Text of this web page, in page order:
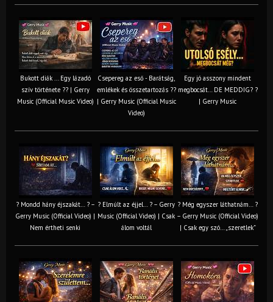
Bukott diák ... Egy lázadó
szív története ?? | Gerry
Music (Official Music Video)
Csepereg az eső - Barátság,
emlékek és összetartozás ?️?
| Gerry Music (Official Music
Video)
Egy jó asszony mindent
megbocsát… DE MEDDIG? ?
| Gerry Music
? Mondd hány éjszakát… ? –
Gerry Music (Official Video) |
Nem értheti senki
? Elmúlt az éjjel… ? – Gerry
Music (Official Video) | Csak
álom voltál
? Még egyszer láthatnám… ?
– Gerry Music (Official Video)
| Csak egy szó… „szeretlek”